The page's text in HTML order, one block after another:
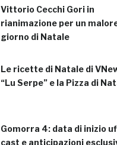
Vittorio Cecchi Gori in
rianimazione per un
giorno di Natale
Le ricette di Natale di
“Lu Serpe” e la Pizza di
Gomorra 4: data di inizio
cast e anticipazioni